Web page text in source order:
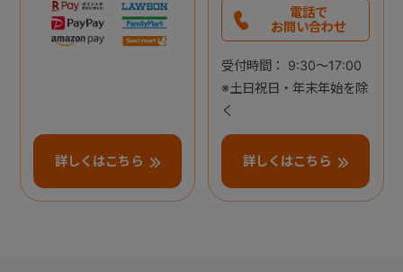
詳しくはこちら
電話で
お問い合わせ
受付時間： 9:30～17:00
※土日祝日・年末年始を除
く
詳しくはこちら